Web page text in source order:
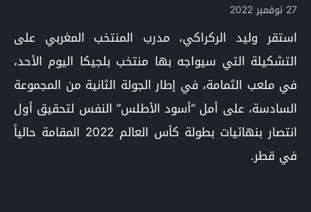
27 نوفمبر 2022
استقر وليد الركراكي، مدرب المنتخب المغربي على
التشكيلة التي سيواجه بها منتخب بلجيكا اليوم الأحد،
في ملعب الثمامة، في إطار الجولة الثانية من المجموعة
السادسة، على أمل “أسود الأطلس” النفس لتحقيق أول
انتصار بنهائيات بطولة كأس العالم 2022 المقامة حالياً
في قطر.